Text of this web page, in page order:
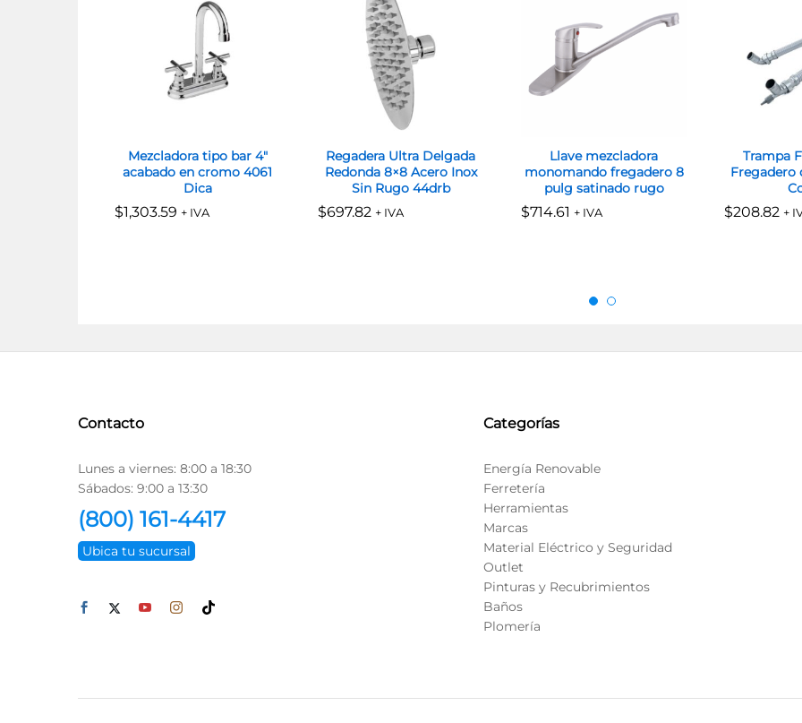
Mezcladora tipo bar 4″
acabado en cromo 4061
Dica
$1,303.59 + IVA
$1,303.59
Regadera Ultra Delgada
Redonda 8×8 Acero Inox
Sin Rugo 44drb
$697.82 + IVA
$697.82
Llave mezcladora
monomando fregadero 8
pulg satinado rugo
$714.61 + IVA
$714.61
Trampa
Fregadero
$208.82 +
$208.82
Contacto
Lunes a viernes: 8:00 a 18:30
Sábados: 9:00 a 13:30
(800) 161-4417
Ubica tu sucursal
Categorías
Energía Renovable
Ferretería
Herramientas
Marcas
Material Eléctrico y Seguridad
Outlet
Pinturas y Recubrimientos
Baños
Plomería